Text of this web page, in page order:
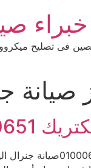
فى تصليح
صيانة
صيانة جنرال